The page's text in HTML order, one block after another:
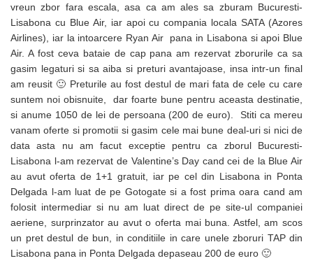
vreun zbor fara escala, asa ca am ales sa zburam Bucuresti-
Lisabona cu Blue Air, iar apoi cu compania locala SATA (Azores
Airlines), iar la intoarcere Ryan Air pana in Lisabona si apoi Blue
Air. A fost ceva bataie de cap pana am rezervat zborurile ca sa
gasim legaturi si sa aiba si preturi avantajoase, insa intr-un final
am reusit 🙂 Preturile au fost destul de mari fata de cele cu care
suntem noi obisnuite, dar foarte bune pentru aceasta destinatie,
si anume 1050 de lei de persoana (200 de euro). Stiti ca mereu
vanam oferte si promotii si gasim cele mai bune deal-uri si nici de
data asta nu am facut exceptie pentru ca zborul Bucuresti-
Lisabona l-am rezervat de Valentine’s Day cand cei de la Blue Air
au avut oferta de 1+1 gratuit, iar pe cel din Lisabona in Ponta
Delgada l-am luat de pe Gotogate si a fost prima oara cand am
folosit intermediar si nu am luat direct de pe site-ul companiei
aeriene, surprinzator au avut o oferta mai buna. Astfel, am scos
un pret destul de bun, in conditiile in care unele zboruri TAP din
Lisabona pana in Ponta Delgada depaseau 200 de euro 🙂